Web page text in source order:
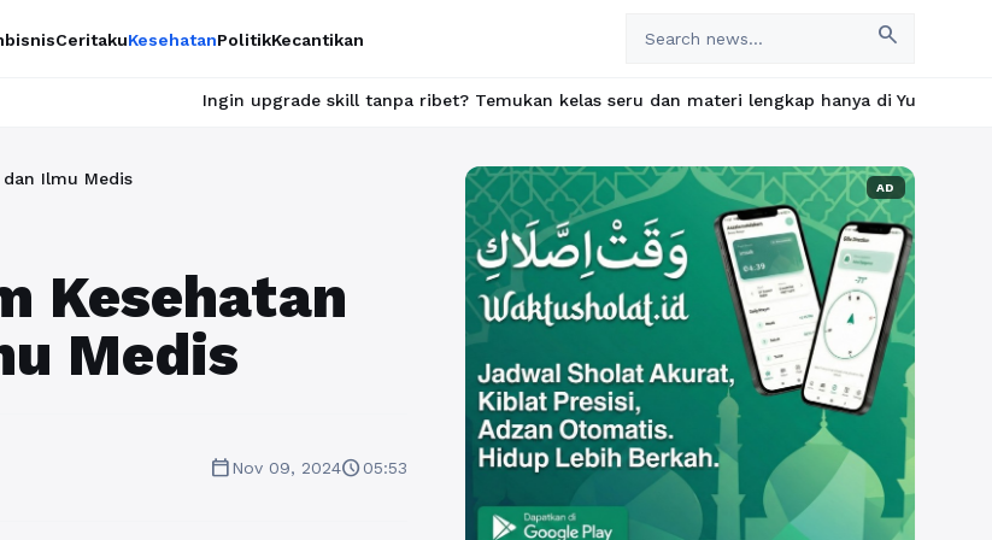
bisnisCeritakuKesehatanPolitikKecantikan search
Ingin upgrade skill tanpa ribet? Temukan kelas seru dan materi lengkap hanya di YukBelajar.com. Mulai
dan Ilmu Medis
Kesehatan
Medis
calendar_todayNov 09, 2024schedule05:53
AD